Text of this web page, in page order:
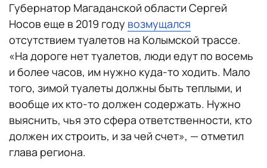
Губернатор Магаданской области Сергей
Носов еще в 2019 году возмущался
отсутствием туалетов на Колымской трассе.
«На дороге нет туалетов, люди едут по восемь
и более часов, им нужно куда-то ходить. Мало
того, зимой туалеты должны быть теплыми, и
вообще их кто-то должен содержать. Нужно
выяснить, чья это сфера ответственности, кто
должен их строить, и за чей счет», — отметил
глава региона.